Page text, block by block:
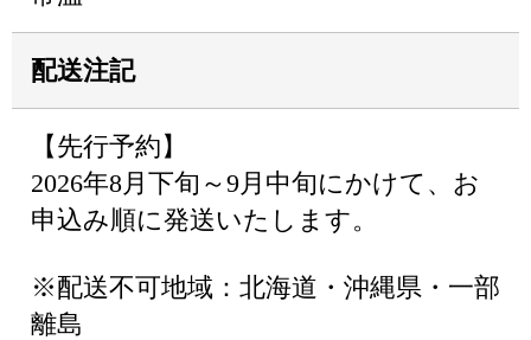
配送注記
【先行予約】
2026年8月下旬～9月中旬にかけて、お
申込み順に発送いたします。
※配送不可地域：北海道・沖縄県・一部
離島